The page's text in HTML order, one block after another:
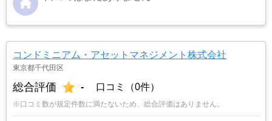
コンドミニアム・アセットマネジメント株式会社
東京都千代田区
総合評価 - 口コミ（0件）
※口コミ数が規定件数に満たないため、総合評価はありません。